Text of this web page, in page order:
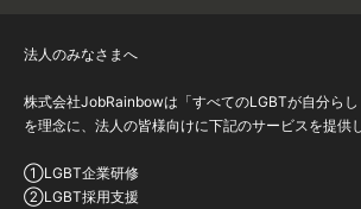
法人のみなさまへ
株式会社JobRainbowは「すべてのLGBTが自分らし
を理念に、法人の皆様向けに下記のサービスを提供
①LGBT企業研修
②LGBT採用支援